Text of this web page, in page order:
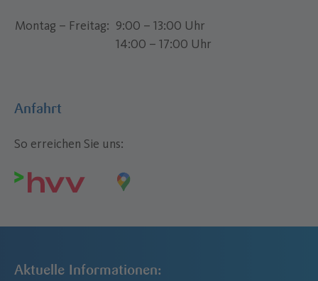
Montag – Freitag
9:00 – 13:00 Uhr
14:00 – 17:00 Uhr
Anfahrt
So erreichen Sie uns:
Aktuelle Informationen: